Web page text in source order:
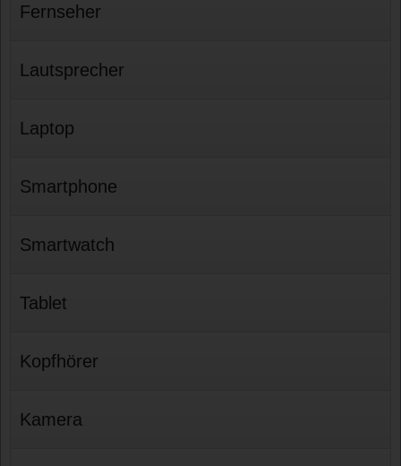
Fernseher
Lautsprecher
Laptop
Smartphone
Smartwatch
Tablet
Kopfhörer
Kamera